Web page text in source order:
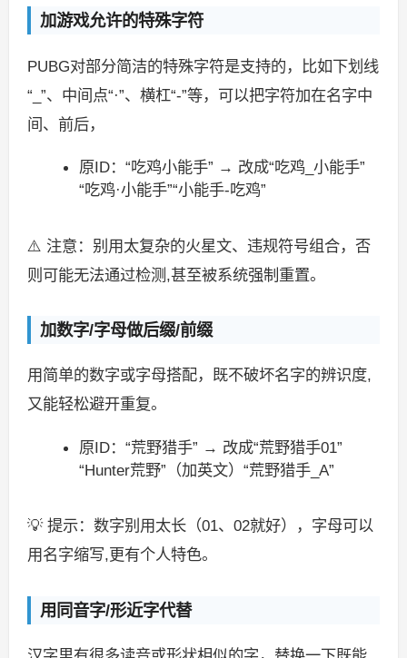
加游戏允许的特殊字符
PUBG对部分简洁的特殊字符是支持的，比如下划线
“_”、中间点“·”、横杠“-”等，可以把字符加在名字中
间、前后，
原ID：“吃鸡小能手” → 改成“吃鸡_小能手”
“吃鸡·小能手”“小能手-吃鸡”
⚠️ 注意：别用太复杂的火星文、违规符号组合，否
则可能无法通过检测,甚至被系统强制重置。
加数字/字母做后缀/前缀
用简单的数字或字母搭配，既不破坏名字的辨识度,
又能轻松避开重复。
原ID：“荒野猎手” → 改成“荒野猎手01”
“Hunter荒野”（加英文）“荒野猎手_A”
💡 提示：数字别用太长（01、02就好），字母可以
用名字缩写,更有个人特色。
用同音字/形近字代替